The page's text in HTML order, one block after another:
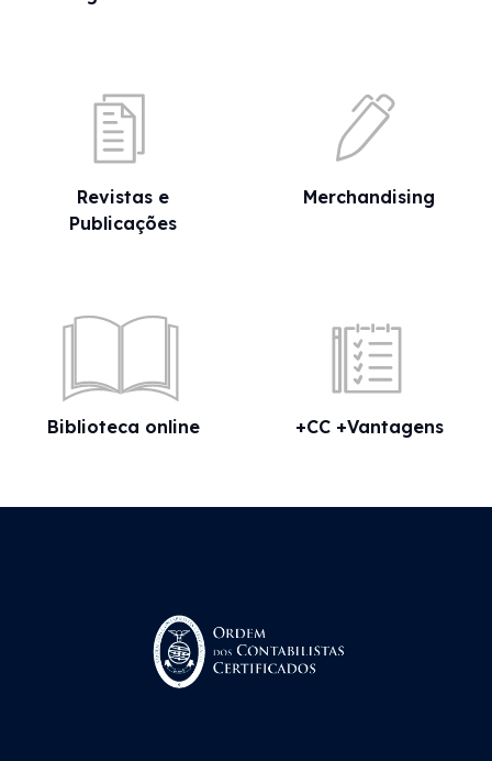
Revistas e
Publicações
Merchandising
Biblioteca online +CC +Vantagens